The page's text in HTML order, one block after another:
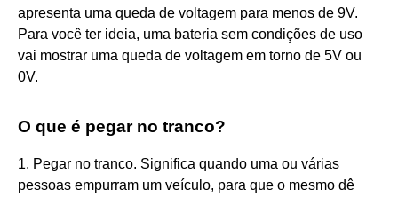
apresenta uma queda de voltagem para menos de 9V.
Para você ter ideia, uma bateria sem condições de uso
vai mostrar uma queda de voltagem em torno de 5V ou
0V.
O que é pegar no tranco?
1. Pegar no tranco. Significa quando uma ou várias
pessoas empurram um veículo, para que o mesmo dê